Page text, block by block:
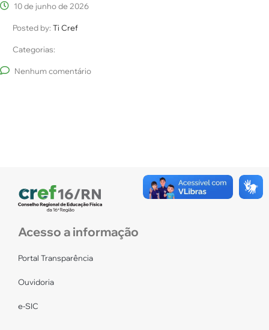
10 de junho de 2026
Posted by: Ti Cref
Categorias:
Nenhum comentário
Acesso a informação
Portal Transparência
Ouvidoria
e-SIC